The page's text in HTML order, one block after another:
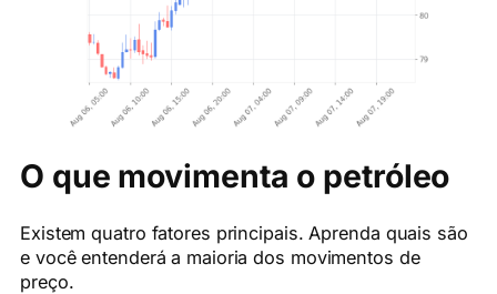
O que movimenta o petróleo
Existem quatro fatores principais. Aprenda quais são
e você entenderá a maioria dos movimentos de
preço.